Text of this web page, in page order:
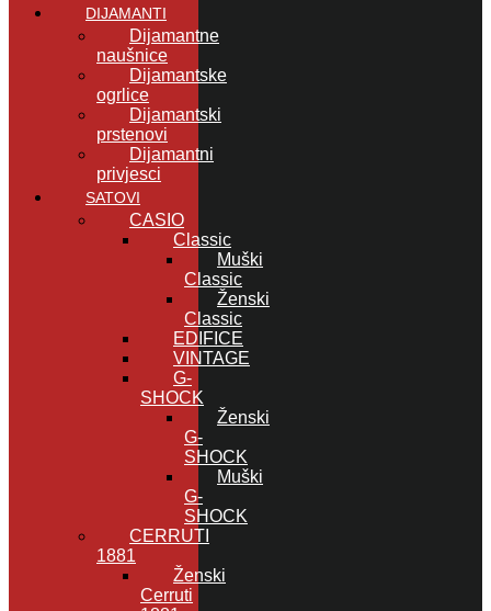
DIJAMANTI
Dijamantne
naušnice
Dijamantske
ogrlice
Dijamantski
prstenovi
Dijamantni
privjesci
SATOVI
CASIO
Classic
Muški
Classic
Ženski
Classic
EDIFICE
VINTAGE
G-
SHOCK
Ženski
G-
SHOCK
Muški
G-
SHOCK
CERRUTI
1881
Ženski
Cerruti